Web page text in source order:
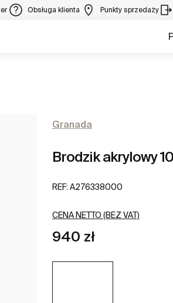
Obsługa klienta Punkty sprzedaży
Granada
Brodzik akrylowy
REF: A276338000
CENA NETTO (BEZ VAT)
940 zł